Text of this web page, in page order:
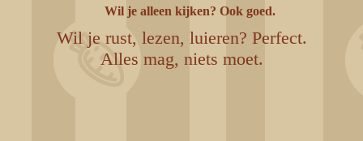
Wil je alleen kijken? Ook goed.
Wil je rust, lezen, luieren? Perfect.
Alles mag, niets moet.